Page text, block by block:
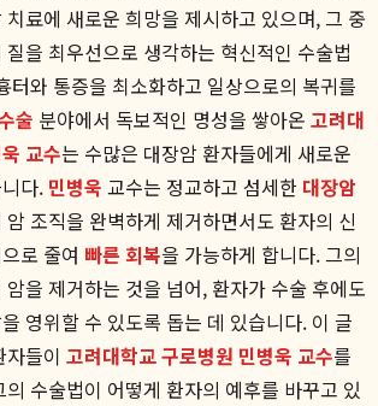
료에 새로운 희망을 제시하고 있으며, 그 중
을 최우선으로 생각하는 혁신적인 수술법
터와 통증을 최소화하고 일상으로의 복귀를
술 분야에서 독보적인 명성을 쌓아온 고려대
교수는 수많은 대장암 환자들에게 새로운
다. 민병욱 교수는 정교하고 섬세한 대장암
암 조직을 완벽하게 제거하면서도 환자의 신
로 줄여 빠른 회복을 가능하게 합니다. 그의
을 제거하는 것을 넘어, 환자가 수술 후에도
영위할 수 있도록 돕는 데 있습니다. 이 글
들이 고려대학교 구로병원 민병욱 교수를
수술법이 어떻게 환자의 예후를 바꾸고 있